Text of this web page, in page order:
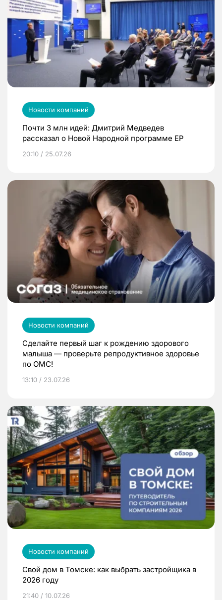
Новости компаний
Почти 3 млн идей: Дмитрий Медведев
рассказал о Новой Народной программе ЕР
20:10 / 25.07.26
Новости компаний
Сделайте первый шаг к рождению здорового
малыша — проверьте репродуктивное здоровье
по ОМС!
13:10 / 23.07.26
Новости компаний
Свой дом в Томске: как выбрать застройщика в
2026 году
21:40 / 10.07.26